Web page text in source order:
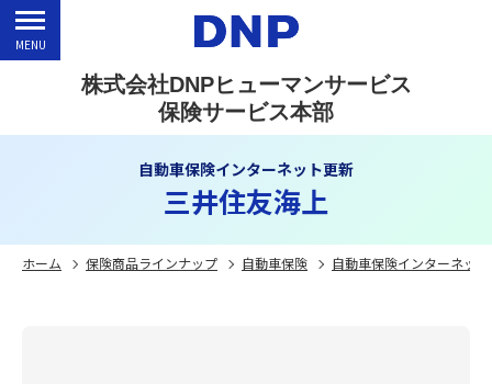
株式会社DNPヒューマンサービス
保険サービス本部
MENU
自動車保険インターネット更新
三井住友海上
ホーム 保険商品ラインナップ 自動車保険 自動車保険インターネッ